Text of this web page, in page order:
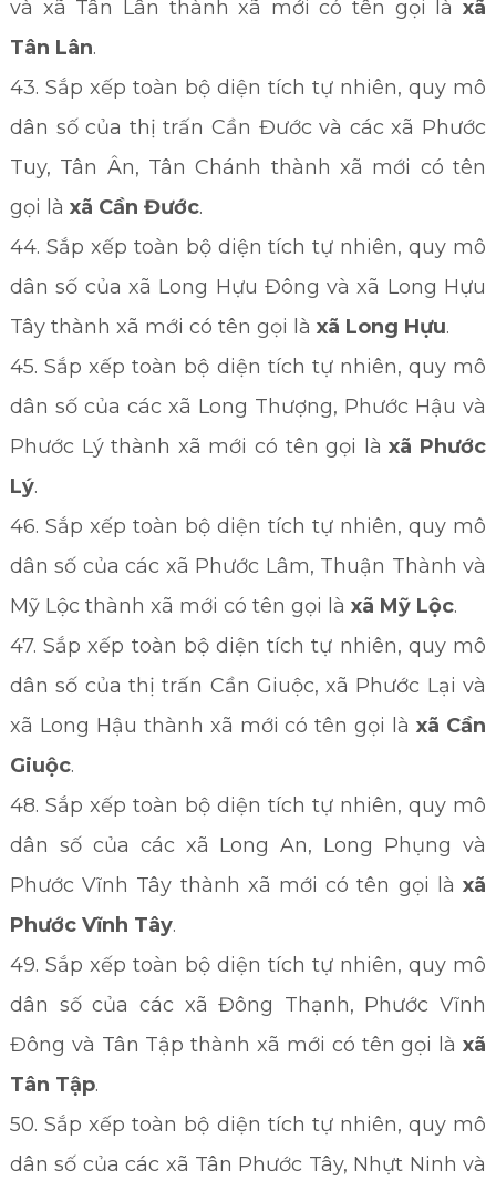
và xã Tân Lân thành xã mới có tên gọi làxã
Tân Lân.
43. Sắp xếp toàn bộ diện tích tự nhiên, quy mô
dân số của thị trấn Cần Đước và các xã Phước
Tuy, Tân Ân, Tân Chánh thành xã mới có tên
gọi là xã Cần Đước.
44. Sắp xếp toàn bộ diện tích tự nhiên, quy mô
dân số của xã Long Hựu Đông và xã Long Hựu
Tây thành xã mới có tên gọi là xã Long Hựu.
45. Sắp xếp toàn bộ diện tích tự nhiên, quy mô
dân số của các xã Long Thượng, Phước Hậu và
Phước Lý thành xã mới có tên gọi làxã Phước
Lý.
46. Sắp xếp toàn bộ diện tích tự nhiên, quy mô
dân số của các xã Phước Lâm, Thuận Thành và
Mỹ Lộc thành xã mới có tên gọi là xã Mỹ Lộc.
47. Sắp xếp toàn bộ diện tích tự nhiên, quy mô
dân số của thị trấn Cần Giuộc, xã Phước Lại và
xã Long Hậu thành xã mới có tên gọi làxã Cần
Giuộc.
48. Sắp xếp toàn bộ diện tích tự nhiên, quy mô
dân số của các xã Long An, Long Phụng và
Phước Vĩnh Tây thành xã mới có tên gọi làxã
Phước Vĩnh Tây.
49. Sắp xếp toàn bộ diện tích tự nhiên, quy mô
dân số của các xã Đông Thạnh, Phước Vĩnh
Đông và Tân Tập thành xã mới có tên gọi làxã
Tân Tập.
50. Sắp xếp toàn bộ diện tích tự nhiên, quy mô
dân số của các xã Tân Phước Tây, Nhựt Ninh và